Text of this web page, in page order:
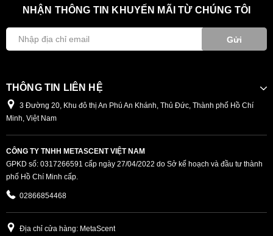
NHẬN THÔNG TIN KHUYẾN MÃI TỪ CHÚNG TÔI
Gửi
THÔNG TIN LIÊN HỆ
3 Đường 20, Khu đô thị An Phú An Khánh, Thủ Đức, Thành phố Hồ Chí
Minh, Việt Nam
CÔNG TY TNHH METASCENT VIỆT NAM
GPKD số: 0317266591 cấp ngày 27/04/2022 do Sở kế hoạch và đầu tư thành
phố Hồ Chí Minh cấp.
02866854468
Địa chỉ cửa hàng: MetaScent